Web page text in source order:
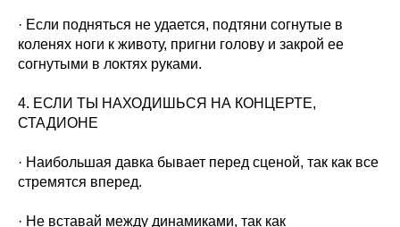
· Если подняться не удается, подтяни согнутые в
коленях ноги к животу, пригни голову и закрой ее
согнутыми в локтях руками.
4. ЕСЛИ ТЫ НАХОДИШЬСЯ НА КОНЦЕРТЕ,
СТАДИОНЕ
· Наибольшая давка бывает перед сценой, так как все
стремятся вперед.
· Не вставай между динамиками, так как